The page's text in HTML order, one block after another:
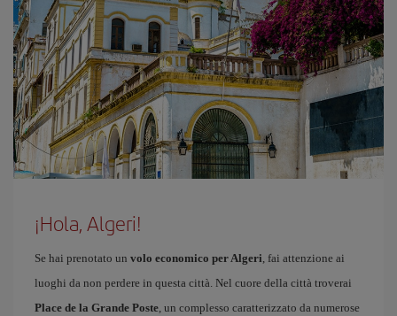
¡Hola, Algeri!
Se hai prenotato un volo economico per Algeri , fai attenzione ai
luoghi da non perdere in questa città. Nel cuore della città troverai
Place de la Grande Poste , un complesso caratterizzato da numerose